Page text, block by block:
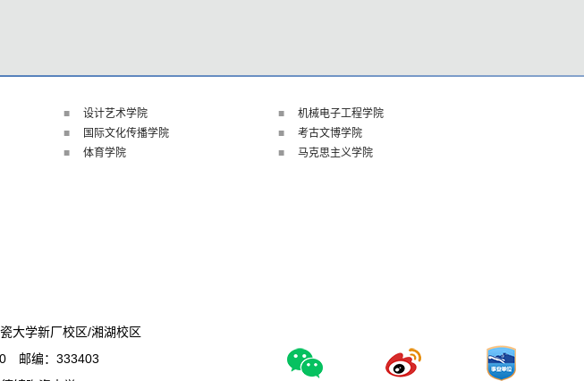
设计艺术学院
机械电子工程学院
国际文化传播学院
考古文博学院
体育学院 马克思主义学院
大学新厂校区/湘湖校区
邮编：333403